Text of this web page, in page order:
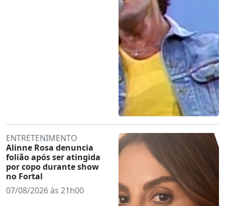
ENTRETENIMENTO
Alinne Rosa denuncia
folião após ser atingida
por copo durante show
no Fortal
07/08/2026 às 21h00